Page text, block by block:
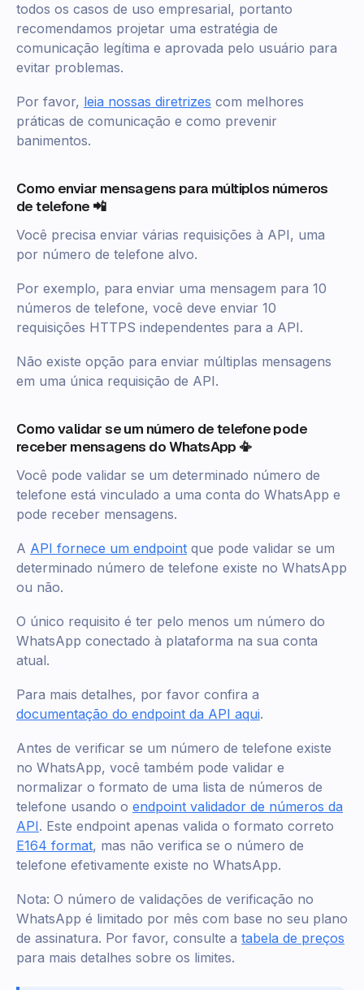
todos os casos de uso empresarial, portanto
recomendamos projetar uma estratégia de
comunicação legítima e aprovada pelo usuário para
evitar problemas.
Por favor, leia nossas diretrizes com melhores
práticas de comunicação e como prevenir
banimentos.
Como enviar mensagens para múltiplos números
de telefone 📲
Você precisa enviar várias requisições à API, uma
por número de telefone alvo.
Por exemplo, para enviar uma mensagem para 10
números de telefone, você deve enviar 10
requisições HTTPS independentes para a API.
Não existe opção para enviar múltiplas mensagens
em uma única requisição de API.
Como validar se um número de telefone pode
receber mensagens do WhatsApp 📳
Você pode validar se um determinado número de
telefone está vinculado a uma conta do WhatsApp e
pode receber mensagens.
A API fornece um endpoint que pode validar se um
determinado número de telefone existe no WhatsApp
ou não.
O único requisito é ter pelo menos um número do
WhatsApp conectado à plataforma na sua conta
atual.
Para mais detalhes, por favor confira a
documentação do endpoint da API aqui.
Antes de verificar se um número de telefone existe
no WhatsApp, você também pode validar e
normalizar o formato de uma lista de números de
telefone usando o endpoint validador de números da
API. Este endpoint apenas valida o formato correto
E164 format, mas não verifica se o número de
telefone efetivamente existe no WhatsApp.
Nota: O número de validações de verificação no
WhatsApp é limitado por mês com base no seu plano
de assinatura. Por favor, consulte a tabela de preços
para mais detalhes sobre os limites.